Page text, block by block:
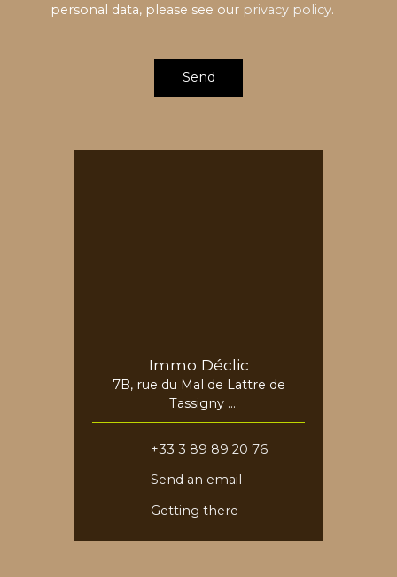
personal data, please see our privacy policy.
Send
Immo Déclic
7B, rue du Mal de Lattre de
Tassigny
68730 Blotzheim
+33 3 89 89 20 76
Send an email
Getting there